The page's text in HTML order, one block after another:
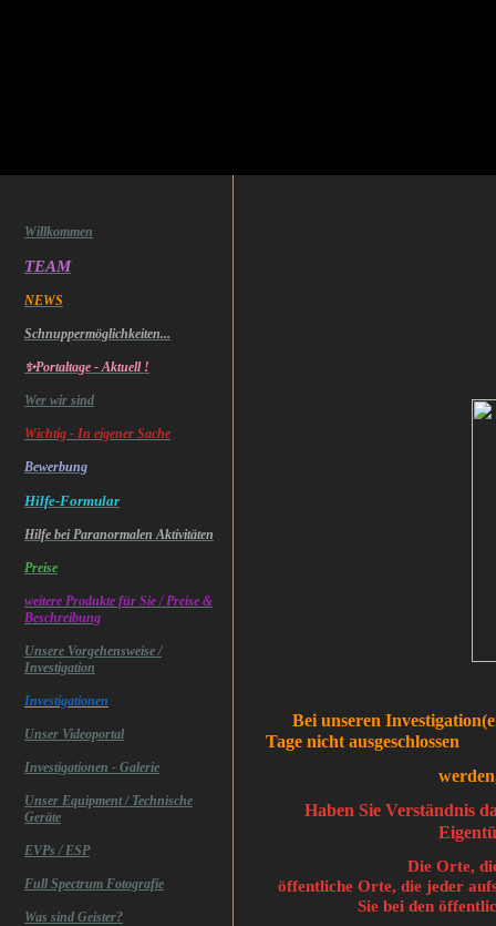
Willkommen
TEAM
NEWS
Schnuppermöglichkeiten...
✨Portaltage - Aktuell !
Wer wir sind
Wichtig - In eigener Sache
Bewerbung
Hilfe-Formular
Hilfe bei Paranormalen Aktivitäten
Preise
weitere Produkte für Sie / Preise &
Beschreibung
Unsere Vorgehensweise /
Investigation
Investigationen
Unser Videoportal
Investigationen - Galerie
Unser Equipment / Technische
Geräte
EVPs / ESP
Full Spectrum Fotografie
Was sind Geister?
Bei unseren
Tage nicht ausgeschlossen
werden,deswegen
Haben Sie Verständnis
Die Orte,
öffentliche Orte, die jeder
Sie bei den